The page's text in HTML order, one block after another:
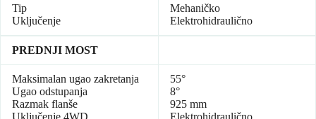
Tip
Uključenje
Mehaničko
Elektrohidraulično
PREDNJI MOST
Maksimalan ugao zakretanja
Ugao odstupanja
Razmak flanše
Uključenje 4WD
55°
8°
925 mm
Elektrohidraulično